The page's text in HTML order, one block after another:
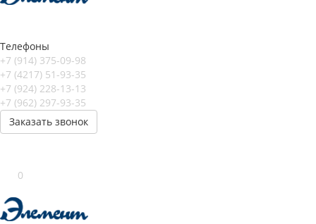
Телефоны
+7 (914) 375-09-98
+7 (4217) 51-93-35
+7 (924) 228-13-13
+7 (962) 297-93-35
Заказать звонок
0